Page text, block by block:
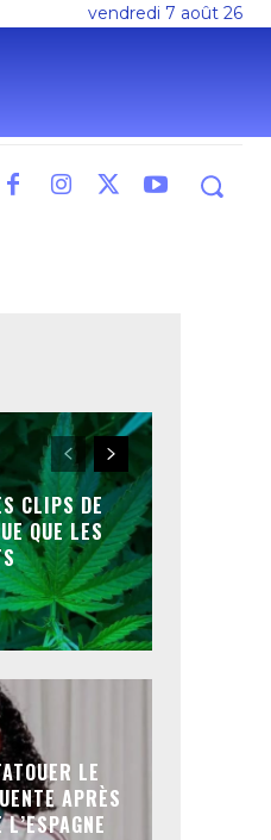
vendredi 7 août 26
CLIPS DE
QUE LES
LE
APRÈS